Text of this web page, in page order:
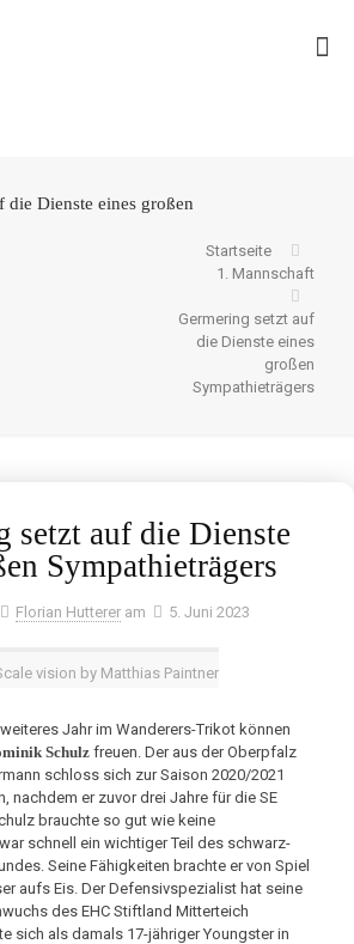
die Dienste eines großen
Startseite
1. Mannschaft
Germering setzt auf
die Dienste eines
großen
Sympathieträgers
setzt auf die Dienste
Sympathieträgers
Florian Hutterer am 5. Juni 2023
vision by Matthias Paintner
Jahr im Wanderers-Trikot können
Schulzfreuen. Der aus der Oberpfalz
schloss sich zur Saison 2020/2021
nachdem er zuvor drei Jahre für die SE
brauchte so gut wie keine
schnell ein wichtiger Teil des schwarz-
Seine Fähigkeiten brachte er von Spiel
aufs Eis. Der Defensivspezialist hat seine
des EHC Stiftland Mitterteich
sich als damals 17-jähriger Youngster in